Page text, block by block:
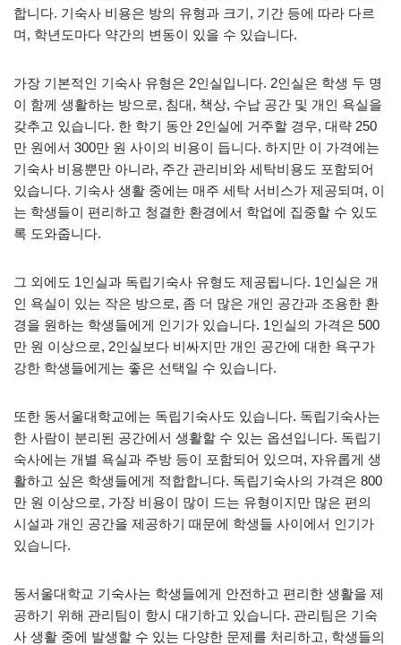
합니다. 기숙사 비용은 방의 유형과 크기, 기간 등에 따라 다르
며, 학년도마다 약간의 변동이 있을 수 있습니다.
가장 기본적인 기숙사 유형은 2인실입니다. 2인실은 학생 두 명
이 함께 생활하는 방으로, 침대, 책상, 수납 공간 및 개인 욕실을
갖추고 있습니다. 한 학기 동안 2인실에 거주할 경우, 대략 250
만 원에서 300만 원 사이의 비용이 듭니다. 하지만 이 가격에는
기숙사 비용뿐만 아니라, 주간 관리비와 세탁비용도 포함되어
있습니다. 기숙사 생활 중에는 매주 세탁 서비스가 제공되며, 이
는 학생들이 편리하고 청결한 환경에서 학업에 집중할 수 있도
록 도와줍니다.
그 외에도 1인실과 독립기숙사 유형도 제공됩니다. 1인실은 개
인 욕실이 있는 작은 방으로, 좀 더 많은 개인 공간과 조용한 환
경을 원하는 학생들에게 인기가 있습니다. 1인실의 가격은 500
만 원 이상으로, 2인실보다 비싸지만 개인 공간에 대한 욕구가
강한 학생들에게는 좋은 선택일 수 있습니다.
또한 동서울대학교에는 독립기숙사도 있습니다. 독립기숙사는
한 사람이 분리된 공간에서 생활할 수 있는 옵션입니다. 독립기
숙사에는 개별 욕실과 주방 등이 포함되어 있으며, 자유롭게 생
활하고 싶은 학생들에게 적합합니다. 독립기숙사의 가격은 800
만 원 이상으로, 가장 비용이 많이 드는 유형이지만 많은 편의
시설과 개인 공간을 제공하기 때문에 학생들 사이에서 인기가
있습니다.
동서울대학교 기숙사는 학생들에게 안전하고 편리한 생활을 제
공하기 위해 관리팀이 항시 대기하고 있습니다. 관리팀은 기숙
사 생활 중에 발생할 수 있는 다양한 문제를 처리하고, 학생들의